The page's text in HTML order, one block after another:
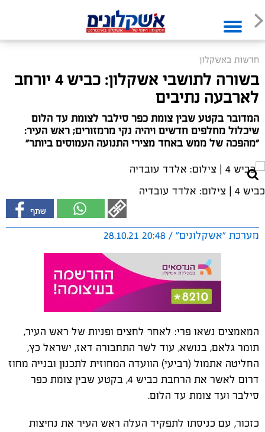
חדשות באשקלון
בשורה לתושבי אשקלון: כביש 4 יורחב
לארבעה נתיבים
המדובר בקטע שבין צומת כפר סילבר לצומת עד הלום
שיכלול מחלפים חדשים ויהיה נקי מרמזורים; ראש העיר:
״מהפכה של ממש באחד מצירי התנועה העמוסים ביותר״
כביש 4 | צילום: אלדד עובדיה
מערכת "אשקלונים" / 20:48 28.10.21
המאמצים נשאו פרי: לאחר לחצים ופניות של ראש העיר,
תומר גלאם, בנושא, עוד לשר התחבורה דאז, ישראל כץ,
החליטה אתמול (רביעי) הוועדה המחוזית לתכנון ובנייה מחוז
דרום לאשר את הרחבת כביש 4, בקטע שבין צומת כפר
סילבר ועד צומת עד הלום.
כזכור, עם כניסתו לתפקיד העלה ראש העיר את נחיצות